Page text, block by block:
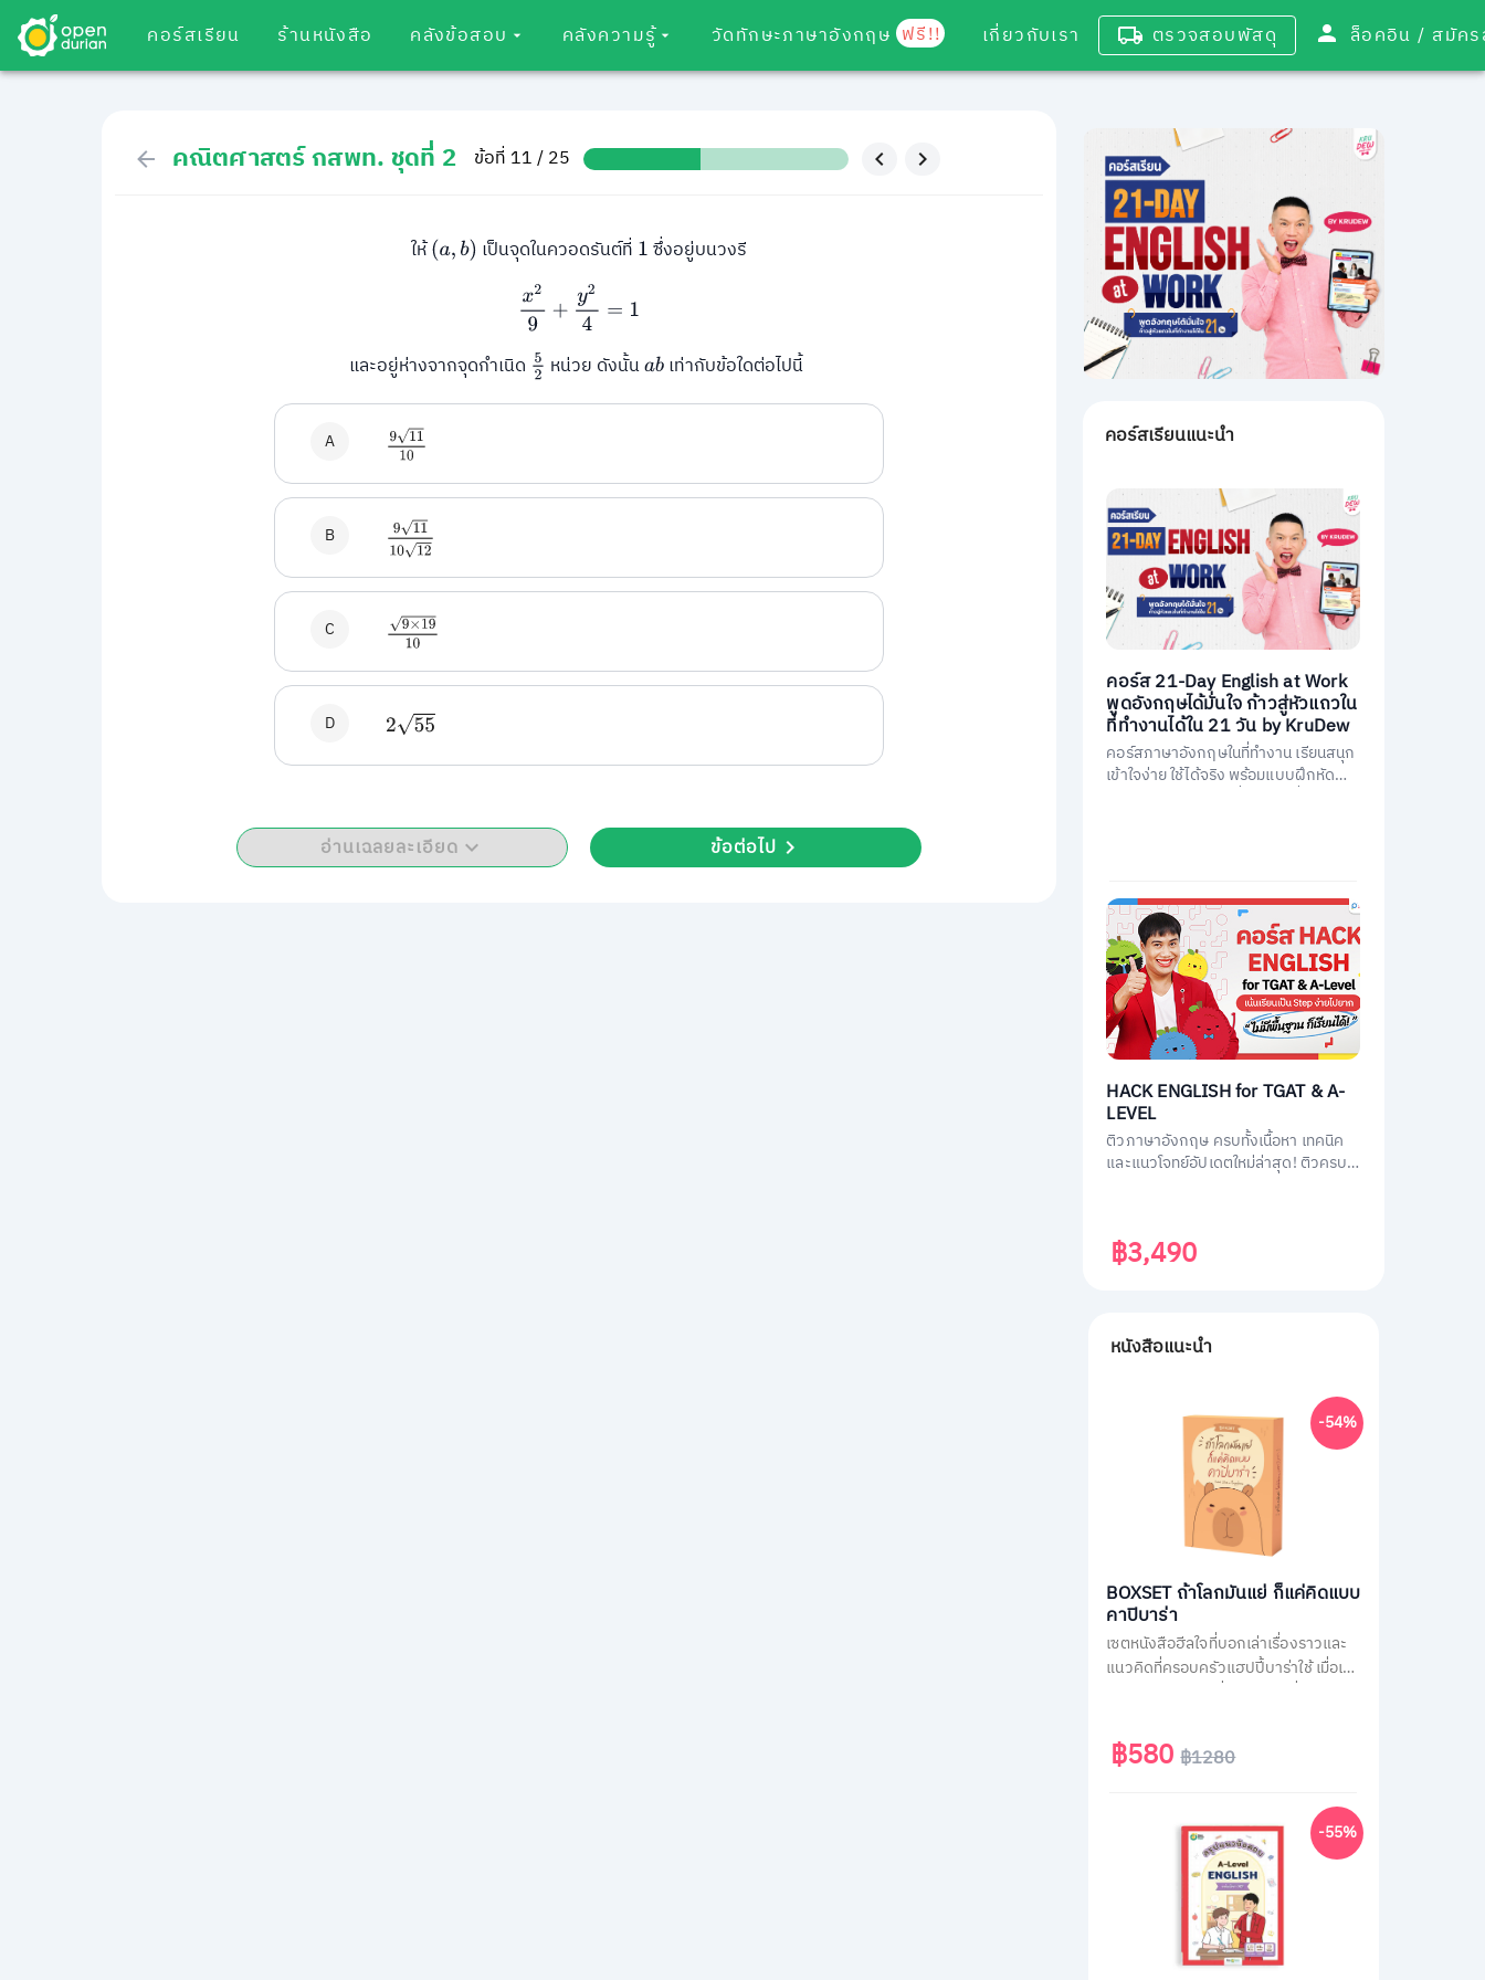
คอร์สเรียน ร้านหนังสือ คลังข้อสอบ คลังความรู้ วัดทักษะภาษาอังกฤษ ฟรี!! เกี่ยวกับเรา ตรวจสอบพัสดุ ล็อคอิน /
คณิตศาสตร์ กสพท. ชุดที่ 2 ข้อที่ 11 / 25
ให้(a,b) เป็นจุดในควอดรันต์ที่ 1ซึ่งอยู่บนวงรี
x2 9 y24
และอยู่ห่างจากจุดกำเนิด 52หน่วย ดังนั้นabเท่ากับข้อใดต่อไปนี้
A 91110
B 91110
C 9×1910
D 255
อ่านเฉลยละเอียด ข้อต่อไป
คอร์สเรียนแนะนำ
คอร์ส 21-Day English at Work
พูดอังกฤษได้มั่นใจ ก้าวสู่หัวแถวใน
ที่ทำงานได้ใน 21 วัน by KruDew
คอร์สภาษาอังกฤษในที่ทำงาน เรียนสนุก
เข้าใจง่าย ใช้ได้จริง พร้อมแบบฝึกหัดนำ
HACK ENGLISH for TGAT & A-
LEVEL
ติวภาษาอังกฤษ ครบทั้งเนื้อหา เทคนิค
และแนวโจทย์อัปเดตใหม่ล่าสุด! ติวครบ
฿3,490
หนังสือแนะนำ
BOXSET ถ้าโลกมันแย่ ก็แค่คิดแบบ
คาปิบาร่า
เซตหนังสือฮีลใจที่บอกเล่าเรื่องราวและ
แนวคิดที่ครอบครัวแฮปปี้บาร่าใช้ เมื่อเจอ
เรื่องความรัก หรือเรื่องของสังคม รวม
กว่า 70 สถานการณ์ เพื่อเปลี่ยนมุมมอง
พร้อมของแถมสุดน่ารักแบบจัดเต็มทั้ง
สติกเกอร์ และที่คั่นคาปิบาร่า
-54%
฿580฿1280
-55%